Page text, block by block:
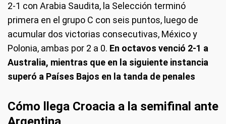
2-1 con Arabia Saudita, la Selección terminó
primera en el grupo C con seis puntos, luego de
acumular dos victorias consecutivas, México y
Polonia, ambas por 2 a 0. En octavos venció 2-1 a
Australia, mientras que en la siguiente instancia
superó a Países Bajos en la tanda de penales
Cómo llega Croacia a la semifinal ante